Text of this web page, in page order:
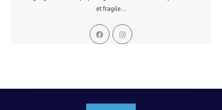
et fragile...
S’ouvre
dans
S’ouvre